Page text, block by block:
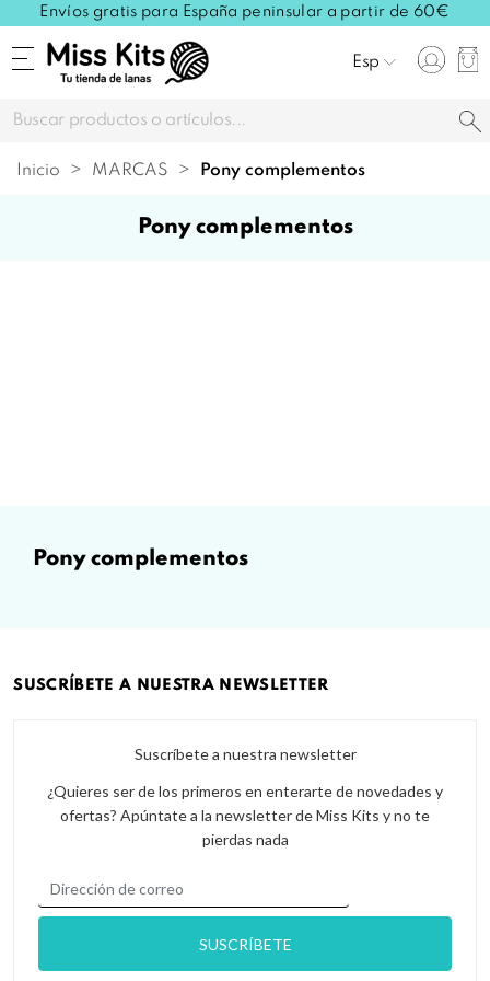
Envíos gratis para España peninsular a partir de 60€
Esp
Inicio MARCAS pony complementos
pony complementos
pony complementos
SUSCRÍBETE A NUESTRA NEWSLETTER
Suscríbete a nuestra newsletter
¿Quieres ser de los primeros en enterarte de novedades y
ofertas? Apúntate a la newsletter de Miss Kits y no te
pierdas nada